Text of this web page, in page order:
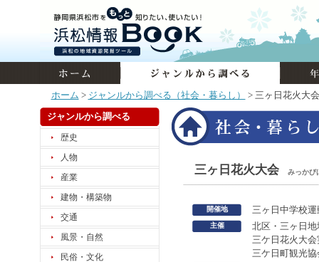
ホーム > ジャンルから調べる（社会・暮らし） > 三ヶ日花火大会
ジャンルから調べる
歴史
人物
産業
建物・構築物
交通
風景・自然
民俗・文化
三ヶ日花火大会 みっかび
開催地 三ヶ日中学校運
主催
北区・三ヶ日
三ケ日花火大
三ケ日町観光協